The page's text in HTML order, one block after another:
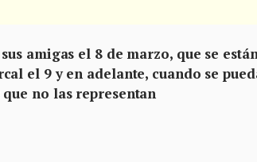
amigas el 8 de marzo, que se
el 9 y en adelante, cuando se
no las representan